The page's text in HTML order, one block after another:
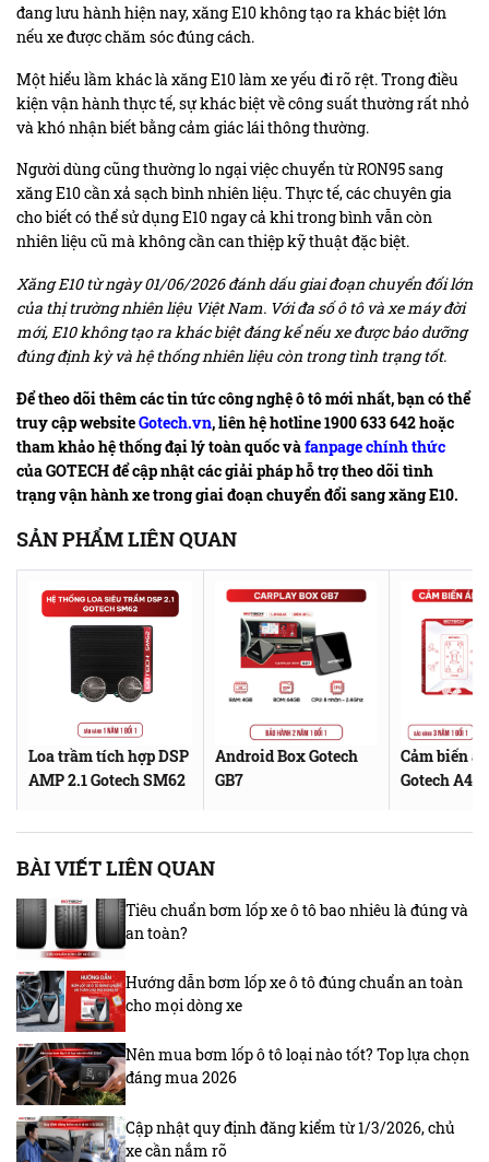
đang lưu hành hiện nay, xăng E10 không tạo ra khác biệt lớn
nếu xe được chăm sóc đúng cách.
Một hiểu lầm khác là xăng E10 làm xe yếu đi rõ rệt. Trong điều
kiện vận hành thực tế, sự khác biệt về công suất thường rất nhỏ
và khó nhận biết bằng cảm giác lái thông thường.
Người dùng cũng thường lo ngại việc chuyển từ RON95 sang
xăng E10 cần xả sạch bình nhiên liệu. Thực tế, các chuyên gia
cho biết có thể sử dụng E10 ngay cả khi trong bình vẫn còn
nhiên liệu cũ mà không cần can thiệp kỹ thuật đặc biệt.
Xăng E10 từ ngày 01/06/2026 đánh dấu giai đoạn chuyển đổi lớn
của thị trường nhiên liệu Việt Nam. Với đa số ô tô và xe máy đời
mới, E10 không tạo ra khác biệt đáng kể nếu xe được bảo dưỡng
đúng định kỳ và hệ thống nhiên liệu còn trong tình trạng tốt.
Để theo dõi thêm các tin tức công nghệ ô tô mới nhất, bạn có thể
truy cập websiteGotech.vn, liên hệ hotline 1900 633 642 hoặc
tham khảo hệ thống đại lý toàn quốc vàfanpage chính thức
của GOTECH để cập nhật các giải pháp hỗ trợ theo dõi tình
trạng vận hành xe trong giai đoạn chuyển đổi sang xăng E10.
SẢN PHẨM LIÊN QUAN
Loa trầm tích hợp DSP
AMP 2.1 Gotech SM62
Android Box Gotech
GB7
Cảm biến
Gotech A4G
BÀI VIẾT LIÊN QUAN
Tiêu chuẩn bơm lốp xe ô tô bao nhiêu là đúng và
an toàn?
Hướng dẫn bơm lốp xe ô tô đúng chuẩn an toàn
cho mọi dòng xe
Nên mua bơm lốp ô tô loại nào tốt? Top lựa chọn
đáng mua 2026
Cập nhật quy định đăng kiểm từ 1/3/2026, chủ
xe cần nắm rõ